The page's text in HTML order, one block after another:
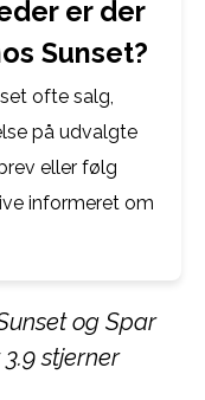
er der
Sunset?
ofte salg,
på udvalgte
eller følg
informeret om
og Spar
3.9stjerner